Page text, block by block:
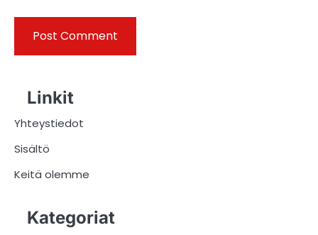
Linkit
Yhteystiedot
Sisältö
Keitä olemme
Kategoriat